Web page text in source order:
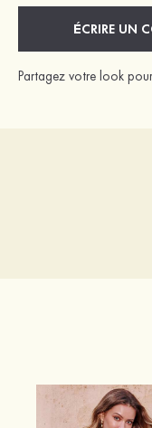
ÉCRIRE UN
Partagez votre look